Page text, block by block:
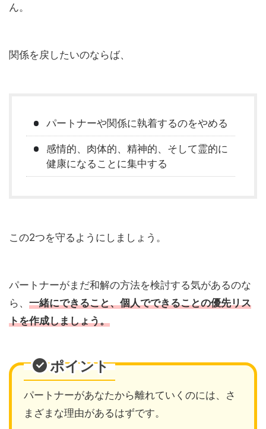
ん。
関係を戻したいのならば、
パートナーや関係に執着するのをやめる
感情的、肉体的、精神的、そして霊的に
健康になることに集中する
この2つを守るようにしましょう。
パートナーがまだ和解の方法を検討する気があるのな
ら、 一緒にできること、個人でできることの優先リス
トを作成しましょう。
ポイント
パートナーがあなたから離れていくのには、さ
まざまな理由があるはずです。